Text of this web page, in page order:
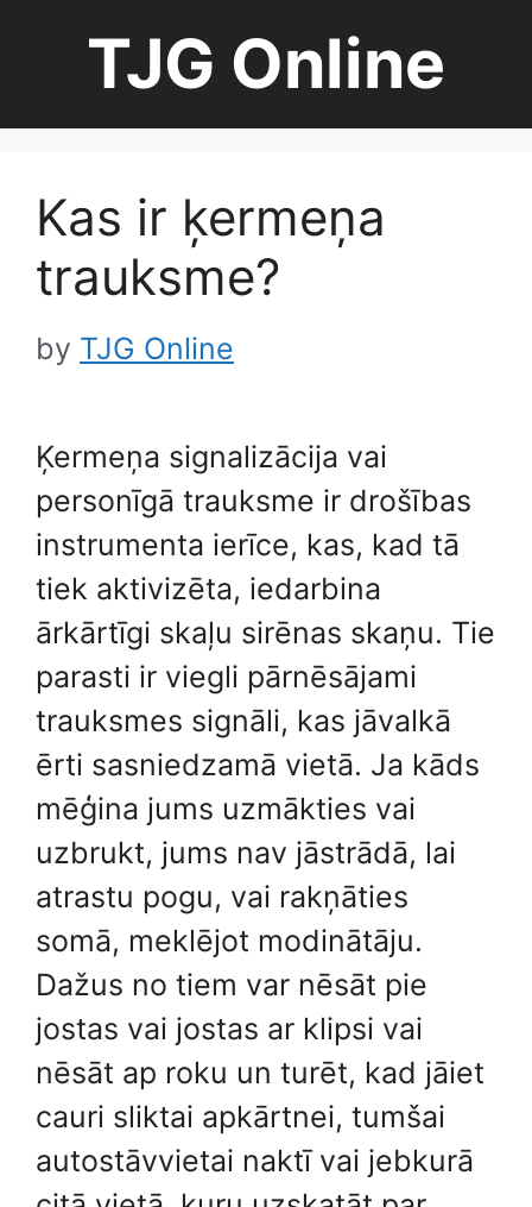
TJG Online
Kas ir ķermeņa
trauksme?
by TJG Online
Ķermeņa signalizācija vai
personīgā trauksme ir drošības
instrumenta ierīce, kas, kad tā
tiek aktivizēta, iedarbina
ārkārtīgi skaļu sirēnas skaņu. Tie
parasti ir viegli pārnēsājami
trauksmes signāli, kas jāvalkā
ērti sasniedzamā vietā. Ja kāds
mēģina jums uzmākties vai
uzbrukt, jums nav jāstrādā, lai
atrastu pogu, vai rakņāties
somā, meklējot modinātāju.
Dažus no tiem var nēsāt pie
jostas vai jostas ar klipsi vai
nēsāt ap roku un turēt, kad jāiet
cauri sliktai apkārtnei, tumšai
autostāvvietai naktī vai jebkurā